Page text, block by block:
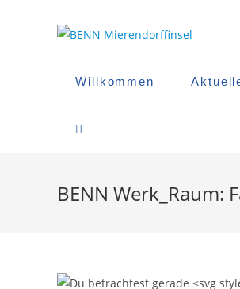
Willkommen
Website-
BENN Werk_Raum: